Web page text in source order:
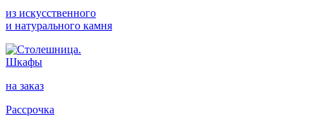
из искусственного
и натурального камня
Шкафы
на заказ
Рассрочка